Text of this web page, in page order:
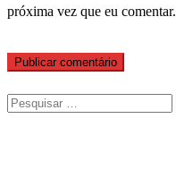
próxima vez que eu comentar.
Pesquisar
por: